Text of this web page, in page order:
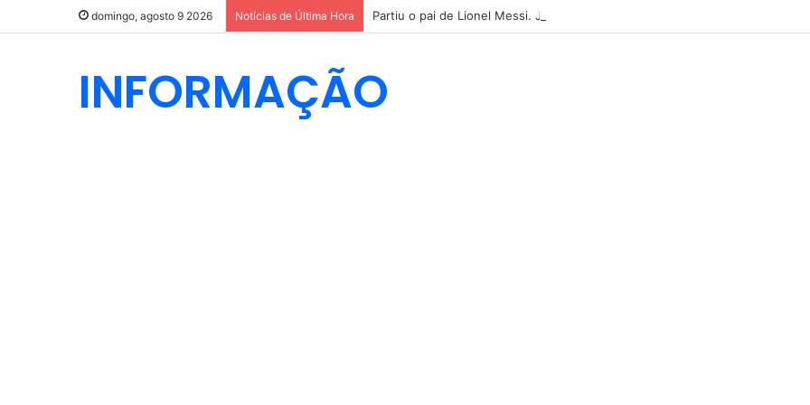
domingo, agosto 9 2026 Notícias de Última Hora Partiu o pai de Lionel Messi. Jogador internacional ainda não reagiu
INFORMAÇÃO